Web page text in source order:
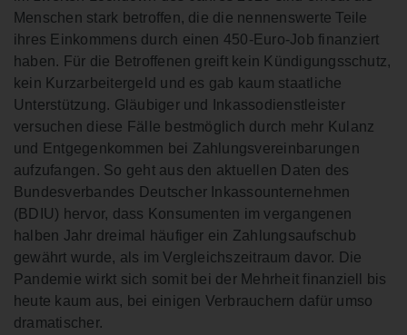
Menschen stark betroffen, die die nennenswerte Teile
ihres Einkommens durch einen 450-Euro-Job finanziert
haben. Für die Betroffenen greift kein Kündigungsschutz,
kein Kurzarbeitergeld und es gab kaum staatliche
Unterstützung. Gläubiger und Inkassodienstleister
versuchen diese Fälle bestmöglich durch mehr Kulanz
und Entgegenkommen bei Zahlungsvereinbarungen
aufzufangen. So geht aus den aktuellen Daten des
Bundesverbandes Deutscher Inkassounternehmen
(BDIU) hervor, dass Konsumenten im vergangenen
halben Jahr dreimal häufiger ein Zahlungsaufschub
gewährt wurde, als im Vergleichszeitraum davor. Die
Pandemie wirkt sich somit bei der Mehrheit finanziell bis
heute kaum aus, bei einigen Verbrauchern dafür umso
dramatischer.